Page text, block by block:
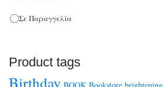
Σε Παραγγελία
Product tags
Birthday